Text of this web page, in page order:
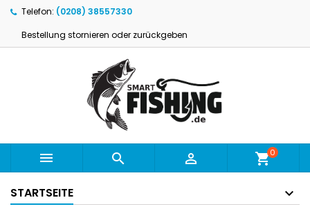
Telefon: (0208) 38557330
Bestellung stornieren oder zurückgeben
   shopping_cart0
STARTSEITE